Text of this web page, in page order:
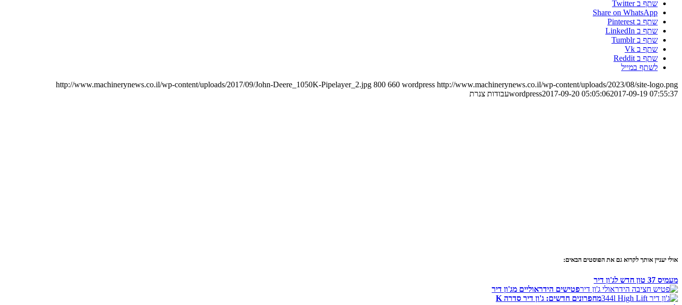
שתף ב Twitter
Share on WhatsApp
שתף ב Pinterest
שתף ב LinkedIn
שתף ב Tumblr
שתף ב Vk
שתף ב Reddit
לשתף במייל
http://www.machinerynews.co.il/wp-content/uploads/2017/09/John-Deere_1050K-Pipelayer_2.jpg 800 660 wordpress http://www.machinerynews.co.il/wp-content/uploads/2023/08/site-logo.png
wordpress2017-09-20 05:05:062017-09-19 07:55:37 עבודות צנרת
אולי יעניין אותך לקרוא גם את הפוסטים הבאים:
מעמיס 37 טון חדש לג'ון דיר
פטישים הידראוליים מג'ון דיר
מחפרונים חדשים: ג'ון דיר סדרה K